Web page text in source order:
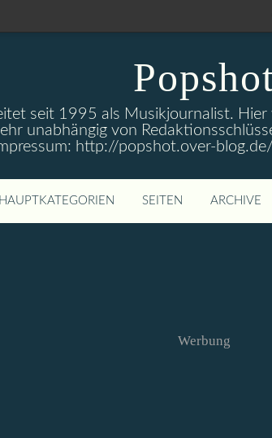
seit 1995 als Musikjournalist.
unabhängig von
http://popshot.over-
HAUPTKATEGORIEN SEITEN ARCHIVE
Werbung